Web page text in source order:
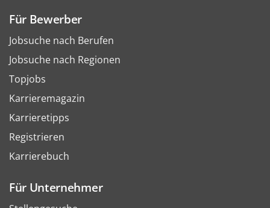
Für Bewerber
Jobsuche nach Berufen
Jobsuche nach Regionen
Topjobs
Karrieremagazin
Karrieretipps
Registrieren
Karrierebuch
Für Unternehmer